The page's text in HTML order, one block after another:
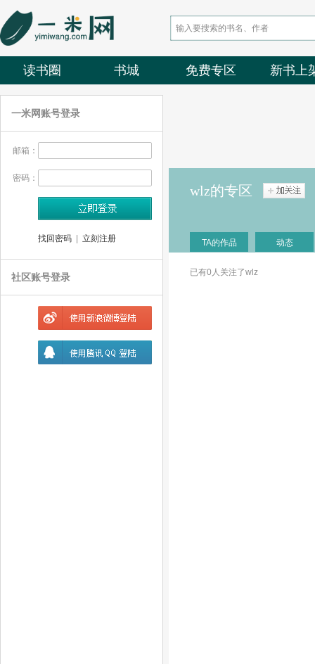
读书圈 书城 免费专区 新书上
一米网账号登录
邮箱：
密码：
找回密码 立刻注册
社区账号登录
wlz的专区
TA的作品 动态
已有0人关注了wlz